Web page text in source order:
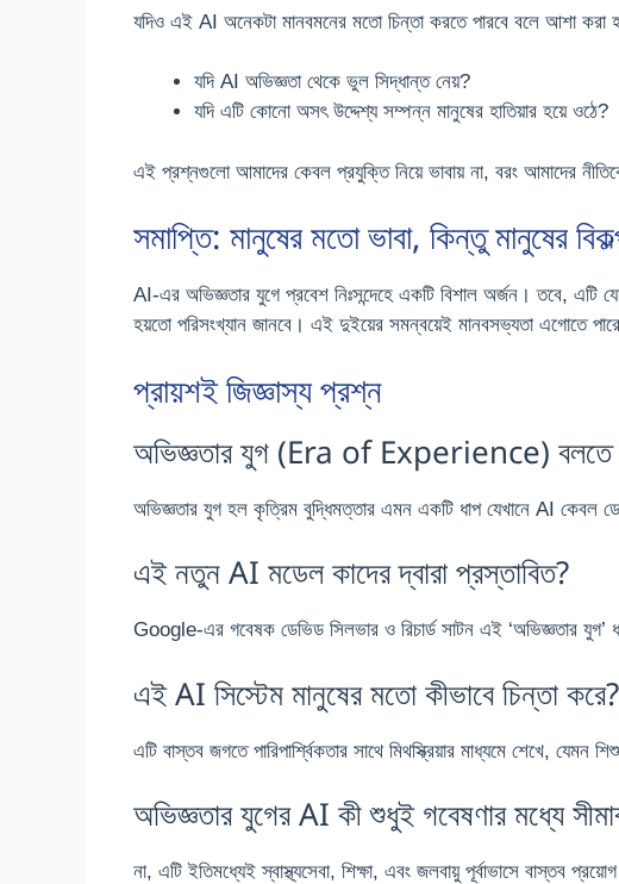
যদিও এই AI অনেকটা মানবমনের মতো চিন্তা করতে পারবে বলে আশা করা
যদি AI অভিজ্ঞতা থেকে ভুল সিদ্ধান্ত নেয়?
যদি এটি কোনো অসৎ উদ্দেশ্য সম্পন্ন মানুষের হাতিয়ার হয়ে ওঠে?
এই প্রশ্নগুলো আমাদের কেবল প্রযুক্তি নিয়ে ভাবায় না, বরং আমাদের
সমাপ্তি: মানুষের মতো ভাবা, কিন্তু মানুষের
AI-এর অভিজ্ঞতার যুগে প্রবেশ নিঃসন্দেহে একটি বিশাল অর্জন। তবে,
হয়তো পরিসংখ্যান জানবে। এই দুইয়ের সমন্বয়েই মানবসভ্যতা এগোতে
প্রায়শই জিজ্ঞাস্য প্রশ্ন
অভিজ্ঞতার যুগ (Era of Experience) বলতে
অভিজ্ঞতার যুগ হল কৃত্রিম বুদ্ধিমত্তার এমন একটি ধাপ যেখানে AI কেবল
এই নতুন AI মডেল কাদের দ্বারা প্রস্তাবিত?
Google-এর গবেষক ডেভিড সিলভার ও রিচার্ড সাটন এই ‘অভিজ্ঞতার যুগ’
এই AI সিস্টেম মানুষের মতো কীভাবে চিন্তা করে?
এটি বাস্তব জগতে পারিপার্শ্বিকতার সাথে মিথস্ক্রিয়ার মাধ্যমে শেখে, যেমন
অভিজ্ঞতার যুগের AI কী শুধুই গবেষণার মধ্যে
না, এটি ইতিমধ্যেই স্বাস্থ্যসেবা, শিক্ষা, এবং জলবায়ু পূর্বাভাসে বাস্তব